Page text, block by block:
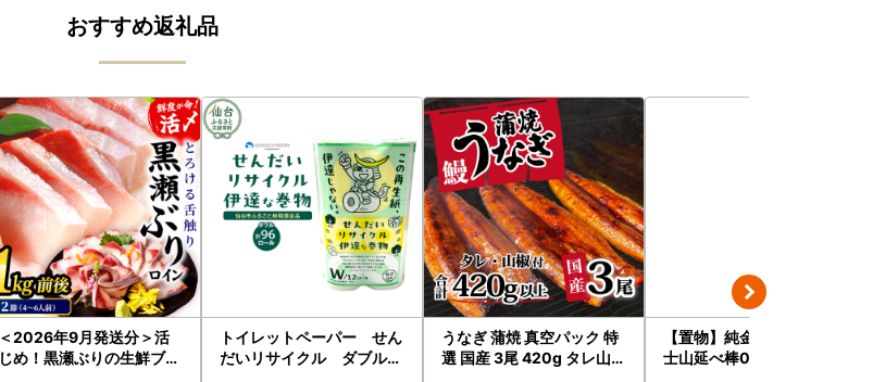
おすすめ返礼品
＜2026年9月発送分＞活
じめ！黒瀬ぶりの生鮮ブリ
トイレットペーパー せん
だいリサイクル ダブル9
うなぎ 蒲焼 真空パック 特
選 国産 3尾 420g タレ山椒
【置物】純金製(Ｋ２４) 富
士山延べ棒0.5グラム ALP